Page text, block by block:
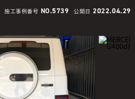
施工事例番号 NO.5739 公開日 2022.04.29